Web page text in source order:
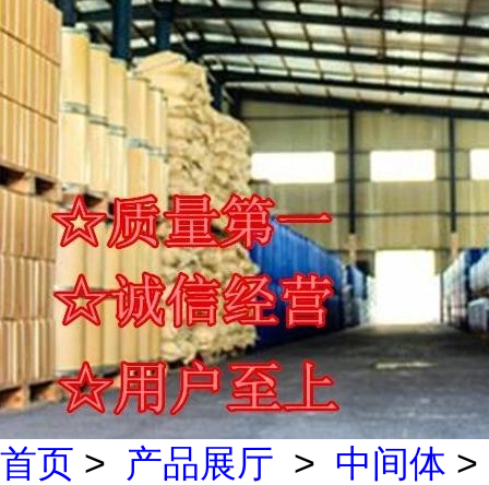
首页 > 产品展厅 > 中间体 >